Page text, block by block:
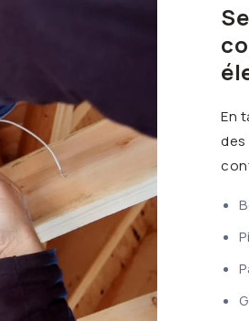
En